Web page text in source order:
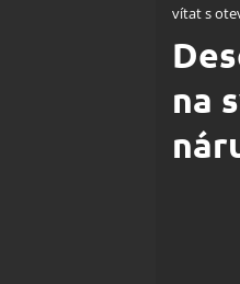
vítat s
na